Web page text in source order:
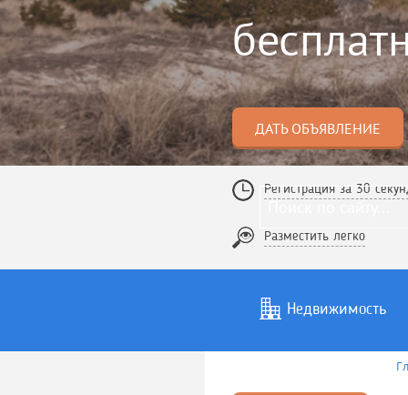
ДАТЬ ОБЪЯВЛЕНИЕ
Регистрация за 30
Разместить легко
Недвижимость
Услуги